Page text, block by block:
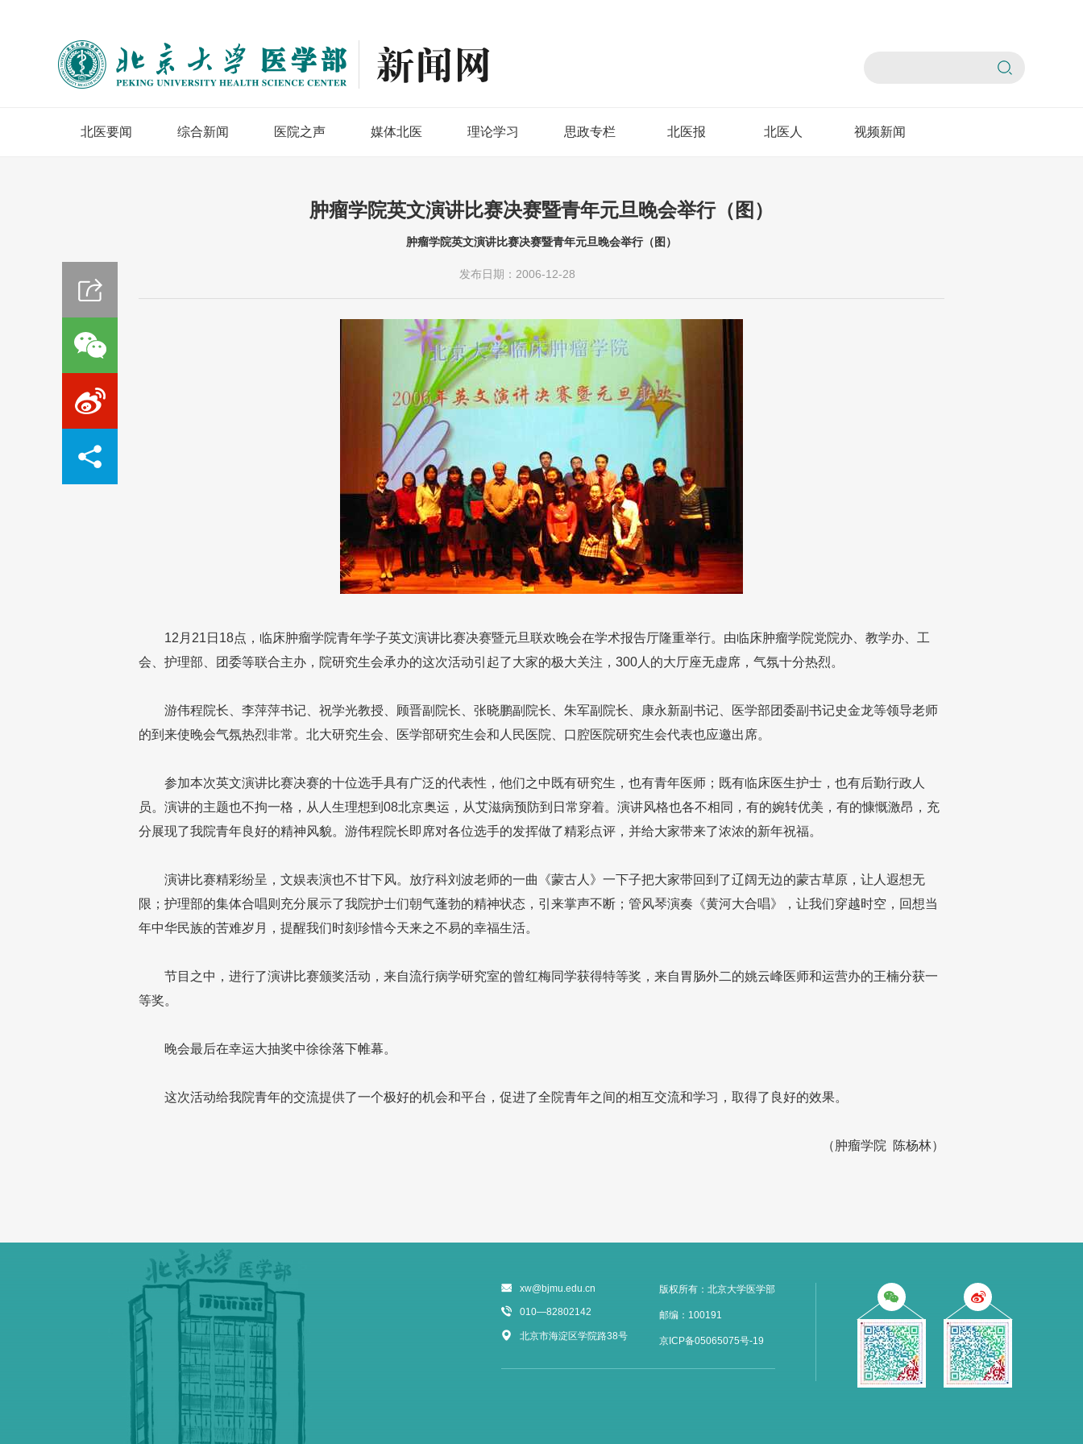
北医要闻 综合新闻 医院之声 媒体北医 理论学习 思政专栏 北医报 北医人 视频新闻
肿瘤学院英文演讲比赛决赛暨青年元旦晚会举行（图）
肿瘤学院英文演讲比赛决赛暨青年元旦晚会举行（图）
发布日期：2006-12-28
12月21日18点，临床肿瘤学院青年学子英文演讲比赛决赛暨元旦联欢晚会在学术报告厅隆重举行。由临床肿瘤学院党院办、教学办、工
会、护理部、团委等联合主办，院研究生会承办的这次活动引起了大家的极大关注，300人的大厅座无虚席，气氛十分热烈。
游伟程院长、李萍萍书记、祝学光教授、顾晋副院长、张晓鹏副院长、朱军副院长、康永新副书记、医学部团委副书记史金龙等领导老师
的到来使晚会气氛热烈非常。北大研究生会、医学部研究生会和人民医院、口腔医院研究生会代表也应邀出席。
参加本次英文演讲比赛决赛的十位选手具有广泛的代表性，他们之中既有研究生，也有青年医师；既有临床医生护士，也有后勤行政人
员。演讲的主题也不拘一格，从人生理想到08北京奥运，从艾滋病预防到日常穿着。演讲风格也各不相同，有的婉转优美，有的慷慨激昂，充
分展现了我院青年良好的精神风貌。游伟程院长即席对各位选手的发挥做了精彩点评，并给大家带来了浓浓的新年祝福。
演讲比赛精彩纷呈，文娱表演也不甘下风。放疗科刘波老师的一曲《蒙古人》一下子把大家带回到了辽阔无边的蒙古草原，让人遐想无
限；护理部的集体合唱则充分展示了我院护士们朝气蓬勃的精神状态，引来掌声不断；管风琴演奏《黄河大合唱》，让我们穿越时空，回想当
年中华民族的苦难岁月，提醒我们时刻珍惜今天来之不易的幸福生活。
节目之中，进行了演讲比赛颁奖活动，来自流行病学研究室的曾红梅同学获得特等奖，来自胃肠外二的姚云峰医师和运营办的王楠分获一
等奖。
晚会最后在幸运大抽奖中徐徐落下帷幕。
这次活动给我院青年的交流提供了一个极好的机会和平台，促进了全院青年之间的相互交流和学习，取得了良好的效果。
（肿瘤学院 陈杨林）
xw@bjmu.edu.cn
010—82802142
北京市海淀区学院路38号
版权所有：北京大学医学部
邮编：100191
京ICP备05065075号-19